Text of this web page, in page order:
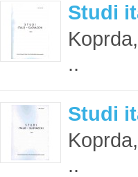
Studi
..
Studi
..